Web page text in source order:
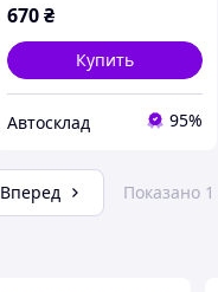
670₴
Купить
Автосклад 95%
Вперед Показано